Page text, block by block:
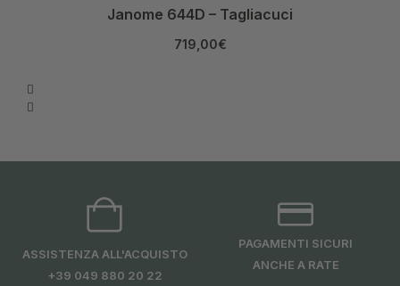
Janome 644D – Tagliacuci
719,00€
ASSISTENZA ALL'ACQUISTO
+39 049 880 20 22
PAGAMENTI SICURI
ANCHE A RATE